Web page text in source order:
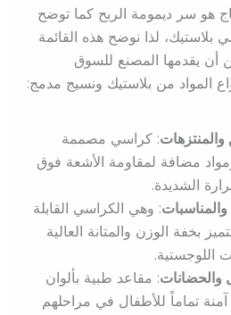
هو سر ديمومة الربح كما توضح
لذا نوضح هذه القائمة
أن يقدمها المصنع للسوق
المواد من بلاستيك ونسيج مدمج:
: كراسي مصممة
مضافة لمقاومة الأشعة فوق
الشديدة.
: وهي الكراسي القابلة
بخفة الوزن والمتانة العالية
اللوجستية.
: مقاعد طبية بألوان
تماماً للأطفال في مراحلهم